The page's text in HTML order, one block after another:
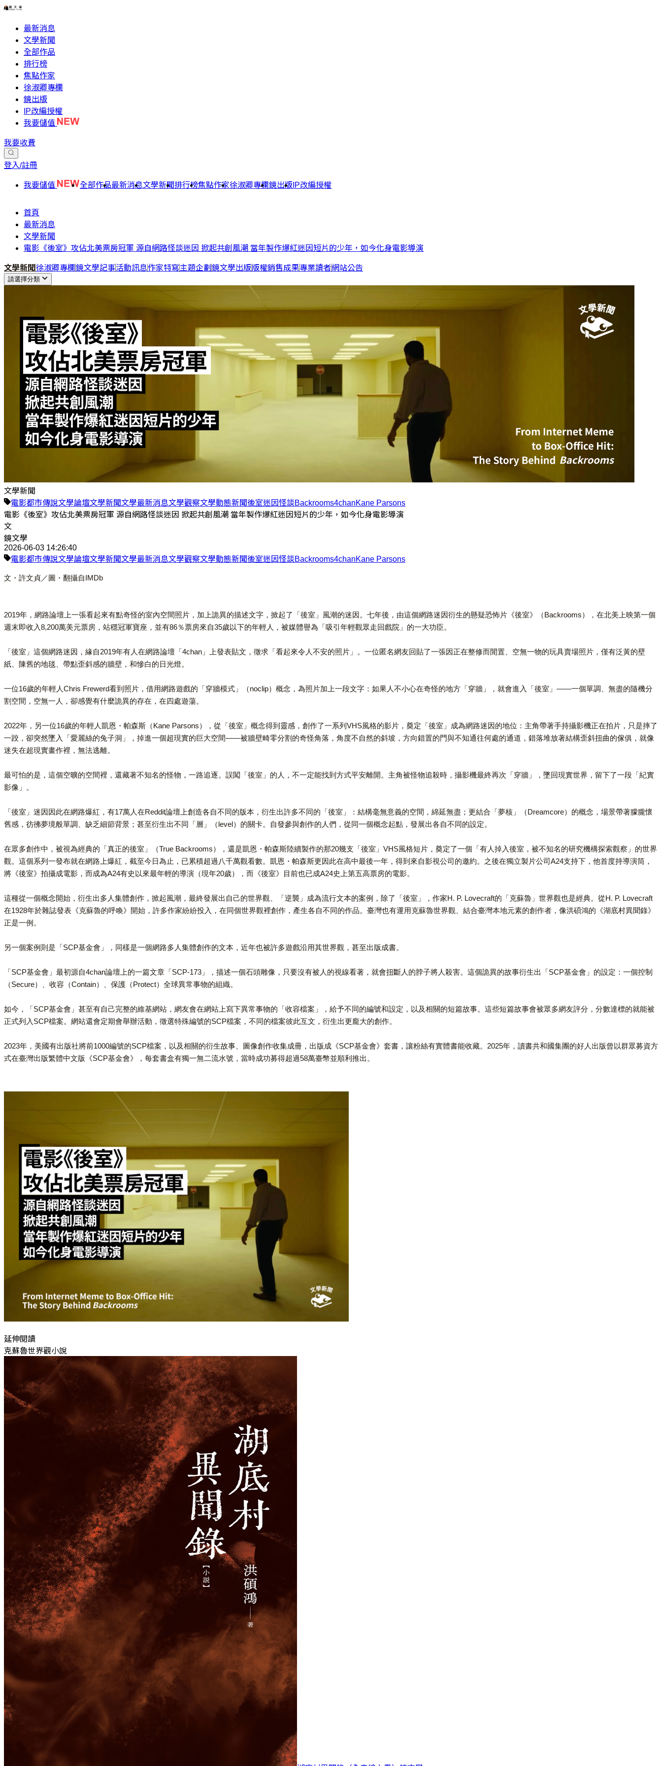
最新消息
文學新聞
全部作品
排行榜
焦點作家
徐淑卿專欄
鏡出版
IP改編授權
我要儲值
我要收費
登入/註冊
我要儲值 全部作品最新消息文學新聞排行榜焦點作家徐淑卿專欄鏡出版 IP改編授權
首頁
最新消息
文學新聞
電影《後室》攻佔北美票房冠軍 源自網路怪談迷因 掀起共創風潮 當年製作爆紅迷因短片的少年，如今化身電影導演
文學新聞 徐淑卿專欄鏡文學記事活動訊息作家特寫主題企劃 鏡文學出版版權銷售成果專業讀者網站公告
請選擇分類
文學新聞
電影都市傳說文學論壇文學新聞文學最新消息文學觀察文學動態新聞後室迷因怪談Backrooms4chanKane Parsons
電影《後室》攻佔北美票房冠軍 源自網路怪談迷因 掀起共創風潮 當年製作爆紅迷因短片的少年，如今化身電影導演
文
鏡文學
2026-06-03 14:26:40
電影都市傳說文學論壇文學新聞文學最新消息文學觀察文學動態新聞後室迷因怪談Backrooms4chanKane Parsons
文・許文貞／圖・翻攝自IMDb
2019年，網路論壇上一張看起來有點奇怪的室內空間照片，加上詭異的描述文字，掀起了「後室」風潮的迷因。七年後，由這個網路迷因衍生的懸疑恐怖片《後室》（Backrooms），在北美上映第一個
週末即收入8,200萬美元票房，站穩冠軍寶座，並有86％票房來自35歲以下的年輕人，被媒體譽為「吸引年輕觀眾走回戲院」的一大功臣。
「後室」這個網路迷因，緣自2019年有人在網路論壇「4chan」上發表貼文，徵求「看起來令人不安的照片」。一位匿名網友回貼了一張因正在整修而閒置、空無一物的玩具賣場照片，僅有泛黃的壁
紙、陳舊的地毯、帶點歪斜感的牆壁，和慘白的日光燈。
一位16歲的年輕人Chris Frewerd看到照片，借用網路遊戲的「穿牆模式」（noclip）概念，為照片加上一段文字：如果人不小心在奇怪的地方「穿牆」，就會進入「後室」——一個單調、無盡的隨機分
割空間，空無一人，卻感覺有什麼詭異的存在，在四處遊蕩。
2022年，另一位16歲的年輕人凱恩・帕森斯（Kane Parsons），從「後室」概念得到靈感，創作了一系列VHS風格的影片，奠定「後室」成為網路迷因的地位：主角帶著手持攝影機正在拍片，只是摔了
一跤，卻突然墜入「愛麗絲的兔子洞」，掉進一個超現實的巨大空間——被牆壁畸零分割的奇怪角落，角度不自然的斜坡，方向錯置的門與不知通往何處的通道，錯落堆放著結構歪斜扭曲的傢俱，就像
迷失在超現實畫作裡，無法逃離。
最可怕的是，這個空曠的空間裡，還藏著不知名的怪物，一路追逐。誤闖「後室」的人，不一定能找到方式平安離開。主角被怪物追殺時，攝影機最終再次「穿牆」，墜回現實世界，留下了一段「紀實
影像」。
「後室」迷因因此在網路爆紅，有17萬人在Reddit論壇上創造各自不同的版本，衍生出許多不同的「後室」：結構毫無意義的空間，綿延無盡；更結合「夢核」（Dreamcore）的概念，場景帶著朦朧懷
舊感，彷彿夢境般單調、缺乏細節背景；甚至衍生出不同「層」（level）的關卡。自發參與創作的人們，從同一個概念起點，發展出各自不同的設定。
在眾多創作中，被視為經典的「真正的後室」（True Backrooms），還是凱恩・帕森斯陸續製作的那20幾支「後室」VHS風格短片，奠定了一個「有人掉入後室，被不知名的研究機構探索觀察」的世界
觀。這個系列一發布就在網路上爆紅，截至今日為止，已累積超過八千萬觀看數。凱恩・帕森斯更因此在高中最後一年，得到來自影視公司的邀約。之後在獨立製片公司A24支持下，他首度持導演筒，
將《後室》拍攝成電影，而成為A24有史以來最年輕的導演（現年20歲），而《後室》目前也已成A24史上第五高票房的電影。
這種從一個概念開始，衍生出多人集體創作，掀起風潮，最終發展出自己的世界觀、「逆襲」成為流行文本的案例，除了「後室」，作家H. P. Lovecraft的「克蘇魯」世界觀也是經典。從H. P. Lovecraft
在1928年於雜誌發表《克蘇魯的呼喚》開始，許多作家紛紛投入，在同個世界觀裡創作，產生各自不同的作品。臺灣也有運用克蘇魯世界觀、結合臺灣本地元素的創作者，像洪碩鴻的《湖底村異聞錄》
正是一例。
另一個案例則是「SCP基金會」，同樣是一個網路多人集體創作的文本，近年也被許多遊戲沿用其世界觀，甚至出版成書。
「SCP基金會」最初源自4chan論壇上的一篇文章「SCP-173」，描述一個石頭雕像，只要沒有被人的視線看著，就會扭斷人的脖子將人殺害。這個詭異的故事衍生出「SCP基金會」的設定：一個控制
（Secure）、收容（Contain）、保護（Protect）全球異常事物的組織。
如今，「SCP基金會」甚至有自己完整的維基網站，網友會在網站上寫下異常事物的「收容檔案」，給予不同的編號和設定，以及相關的短篇故事。這些短篇故事會被眾多網友評分，分數達標的就能被
正式列入SCP檔案。網站還會定期會舉辦活動，徵選特殊編號的SCP檔案，不同的檔案彼此互文，衍生出更龐大的創作。
2023年，美國有出版社將前1000編號的SCP檔案，以及相關的衍生故事、圖像創作收集成冊，出版成《SCP基金會》套書，讓粉絲有實體書能收藏。2025年，讀書共和國集團的好人出版曾以群眾募資方
式在臺灣出版繁體中文版《SCP基金會》，每套書盒有獨一無二流水號，當時成功募得超過58萬臺幣並順利推出。
延伸閱讀
克蘇魯世界觀小說